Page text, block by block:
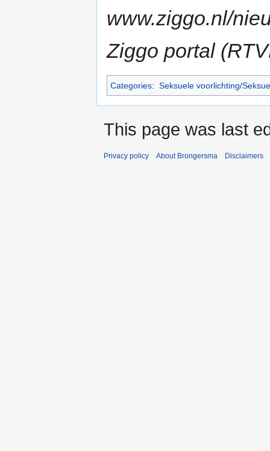
www.ziggo.nl/
Ziggo portal
Categories: Seksuele voorlichting/
This page was last
Privacy policy About Brongersma Disclaimers